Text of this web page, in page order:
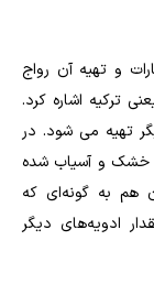
و تهیه آن رواج
ترکیه اشاره کرد.
تهیه می شود. در
خشک و آسیاب شده
هم به گونه‌ای که
ادویه‌های دیگر